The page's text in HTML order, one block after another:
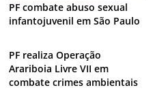
PF combate abuso sexual
infantojuvenil em São Paulo
PF realiza Operação
Arariboia Livre VII em
combate crimes ambientais